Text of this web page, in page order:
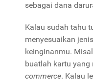
sebagai dana
Kalau sudah tahu
menyesuaikan
keinginanmu.
buatlah kartu yang
commerce. Kalau